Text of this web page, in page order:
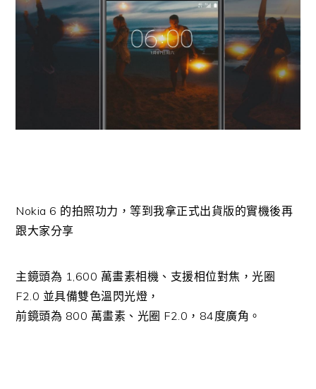
Nokia 6 的拍照功力，等到我拿正式出貨版的實機後再
跟大家分享
主鏡頭為 1,600 萬畫素相機、 支援相位對焦，光圈
F2.0 並具備雙色溫閃光燈，
前鏡頭為 800 萬畫素、光圈 F2.0，84度廣角。